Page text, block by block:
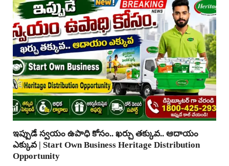
ఇప్పుడే స్వయం ఉపాధి కోసం.. ఖర్చు తక్కువ.. ఆదాయం
ఎక్కువ | Start Own Business Heritage Distribution
Opportunity